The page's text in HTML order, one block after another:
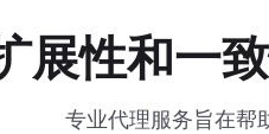
展性和一
专业代理服务旨在帮